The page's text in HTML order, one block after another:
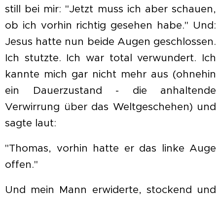
still bei mir: "Jetzt muss ich aber schauen,
ob ich vorhin richtig gesehen habe." Und:
Jesus hatte nun beide Augen geschlossen.
Ich stutzte. Ich war total verwundert. Ich
kannte mich gar nicht mehr aus (ohnehin
ein Dauerzustand - die anhaltende
Verwirrung über das Weltgeschehen) und
sagte laut:
"Thomas, vorhin hatte er das linke Auge
offen."
Und mein Mann erwiderte, stockend und